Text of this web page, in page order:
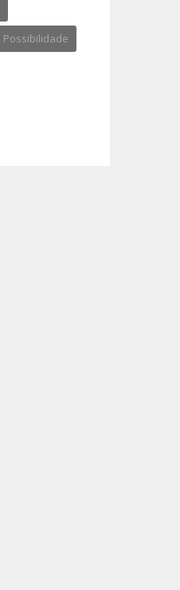
Possibilidade